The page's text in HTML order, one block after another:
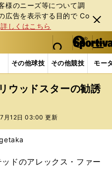
様のニーズ等について調
広告を表⽰する⽬的で Co
詳しくはこちら
閉じ
る
web Sportiva (webスポルティーバ)
検索
マイペ
ー
ジ
メニュ
その他球技 その他競技 モー
外サッカー 海外サッカー
ウッドスターの勧誘
月12日 03:00 更新
ドのアレックス・ファー